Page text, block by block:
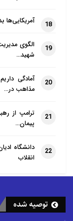
18 آمریکایی‌ها
19
الگوی
شهید…
20
آمادگی
مذاهب در…
21
ترامپ از
پیمان…
22
دانشگاه
انقلاب
توصیه شده